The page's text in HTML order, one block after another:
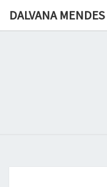
DALVANA MENDES